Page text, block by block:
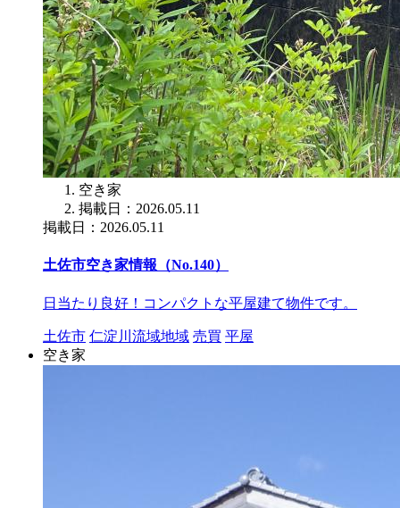
空き家
掲載日：2026.05.11
掲載日：2026.05.11
土佐市空き家情報（No.140）
日当たり良好！コンパクトな平屋建て物件です。
土佐市 仁淀川流域地域 売買 平屋
空き家